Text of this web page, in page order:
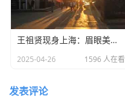
王祖贤现身上海：眉眼美丽气质优雅，时光难掩女神风采
2025-04-26 1596 人在看
发表评论